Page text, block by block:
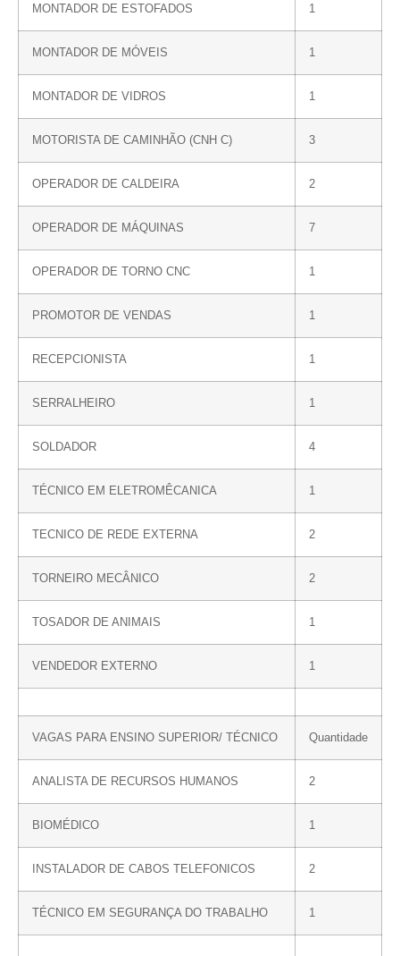
MONTADOR DE ESTOFADOS 1
MONTADOR DE MÓVEIS 1
MONTADOR DE VIDROS 1
MOTORISTA DE CAMINHÃO (CNH C) 3
OPERADOR DE CALDEIRA 2
OPERADOR DE MÁQUINAS 7
OPERADOR DE TORNO CNC 1
PROMOTOR DE VENDAS 1
RECEPCIONISTA 1
SERRALHEIRO 1
SOLDADOR 4
TÉCNICO EM ELETROMÊCANICA 1
TECNICO DE REDE EXTERNA 2
TORNEIRO MECÂNICO 2
TOSADOR DE ANIMAIS 1
VENDEDOR EXTERNO 1
VAGAS PARA ENSINO SUPERIOR/ TÉCNICO Quantidade
ANALISTA DE RECURSOS HUMANOS 2
BIOMÉDICO 1
INSTALADOR DE CABOS TELEFONICOS 2
TÉCNICO EM SEGURANÇA DO TRABALHO 1